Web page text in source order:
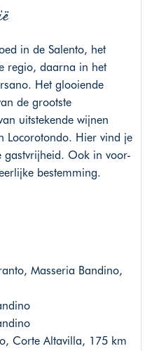
in de Salento, het
regio, daarna in het
Het glooiende
de grootste
uitstekende wijnen
Locorotondo. Hier vind je
gastvrijheid. Ook in voor-
bestemming.
Masseria Bandino,
Corte Altavilla, 175 km